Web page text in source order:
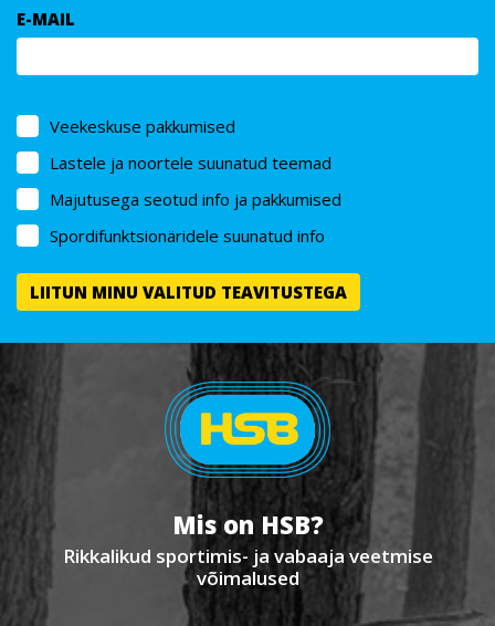
E-MAIL
Veekeskuse pakkumised
Lastele ja noortele suunatud teemad
Majutusega seotud info ja pakkumised
Spordifunktsionäridele suunatud info
Mis on HSB?
Rikkalikud sportimis- ja vabaaja veetmise
võimalused